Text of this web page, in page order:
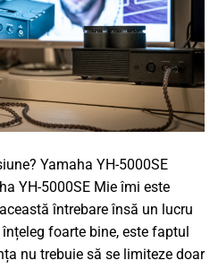
Yamaha YH-5000SE
YH-5000SE Mie îmi este
întrebare însă un lucru
foarte bine, este faptul
nu trebuie să se limiteze doar